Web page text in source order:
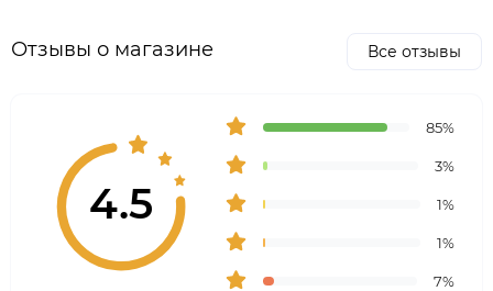
Отзывы о магазине Все отзывы
4.5
85%
3%
1%
1%
7%